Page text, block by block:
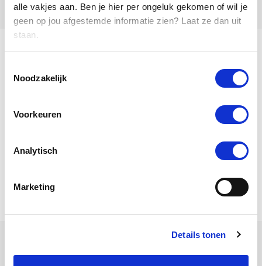
alle vakjes aan. Ben je hier per ongeluk gekomen of wil je
geen op jou afgestemde informatie zien? Laat ze dan uit
staan.
Noodzakelijk
Voorkeuren
Analytisch
Marketing
Details tonen
Andere klanten van Inhuurdesk